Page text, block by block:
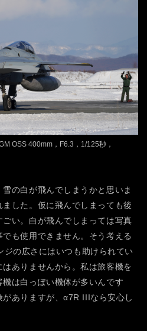
OSS 400mm，F6.3，1/125秒，
の白が飛んでしまうかと思いま
した。仮に飛んでしまっても後
い。白が飛んでしまっては写真
も使用できません。そう考える
の広さにはいつも助けられてい
ありませんから。私は旅客機を
は白っぽい機体が多いんです
ありますが、α7R IIIなら安心し